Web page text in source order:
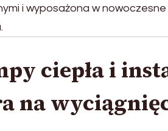
i wyposażona w
ciepła i
na